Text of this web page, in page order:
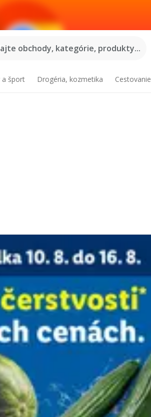
obchody, kategórie, produkty...
a šport Drogéria, kozmetika Cestovanie